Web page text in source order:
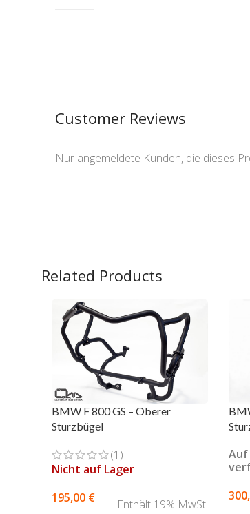
Customer Reviews
Nur angemeldete Kunden, die dieses
Related Products
BMW F 800 GS – Oberer
Sturzbügel
(1)
Nicht auf Lager
195,00 €
Enthält 19% MwSt.
Auf